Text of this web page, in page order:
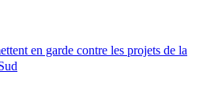
en garde contre les projets de la